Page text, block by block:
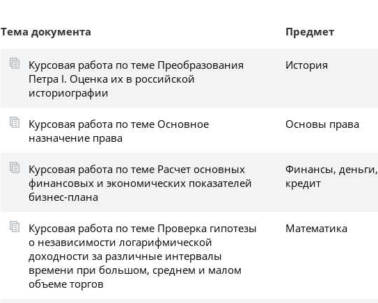
Тема документа Предмет
Курсовая работа по теме Преобразования
Петра I. Оценка их в российской
историографии
История
Курсовая работа по теме Основное
назначение права
Основы права
Курсовая работа по теме Расчет основных
финансовых и экономических показателей
бизнес-плана
Финансы, деньги,
кредит
Курсовая работа по теме Проверка гипотезы
о независимости логарифмической
доходности за различные интервалы
времени при большом, среднем и малом
объеме торгов
Математика